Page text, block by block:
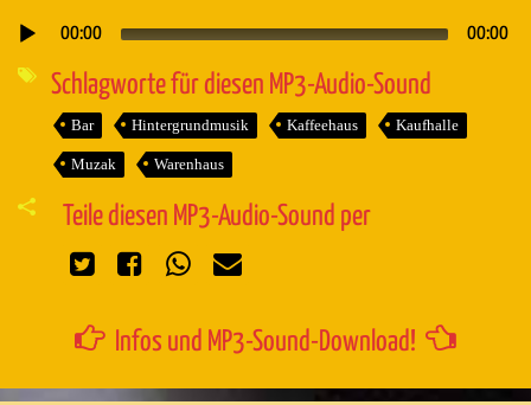
Audio-
00:00 00:00
Schlagworte für diesen MP3-Audio-Sound
Bar Hintergrundmusik Kaffeehaus Kaufhalle
Muzak Warenhaus
Teile diesen MP3-Audio-Sound per
Infos und MP3-Sound-Download!